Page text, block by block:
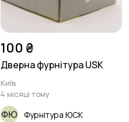
100 ₴
Дверна фурнітура USK
Київ
4 місяці тому
Фурнітура ЮСК